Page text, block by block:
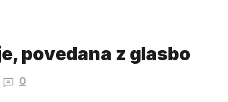
povedana z glasbo
0